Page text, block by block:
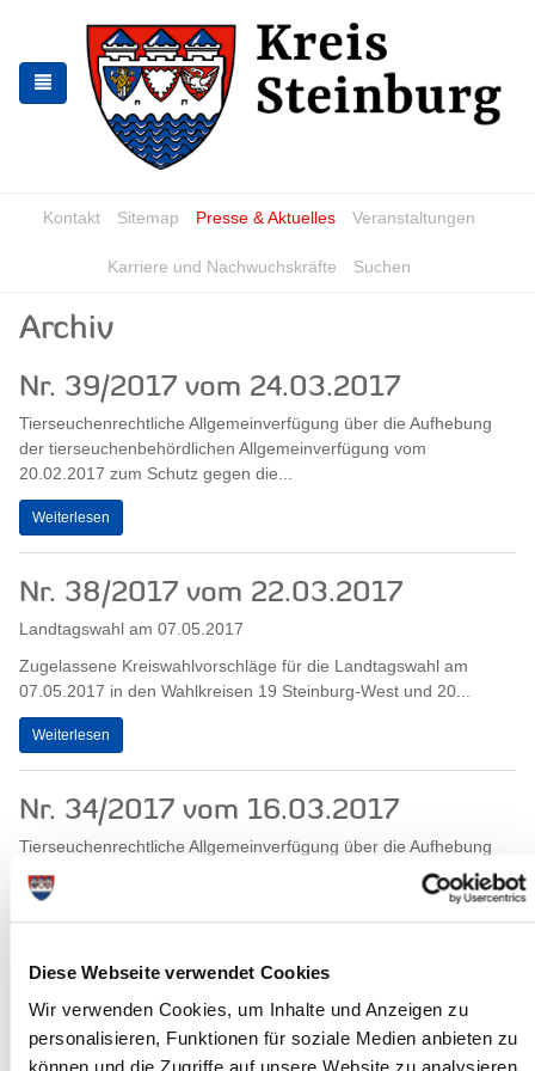
Diese Webseite verwendet Cookies
Wir verwenden Cookies, um Inhalte und Anzeigen zu
personalisieren, Funktionen für soziale Medien anbieten zu
springen
springen
Kontakt Sitemap Presse & Aktuelles Veranstaltungen
Karriere und Nachwuchskräfte Suchen
Archiv
Nr. 39/2017 vom 24.03.2017
Tierseuchenrechtliche Allgemeinverfügung über die Aufhebung
der tierseuchenbehördlichen Allgemeinverfügung vom
20.02.2017 zum Schutz gegen die...
Weiterlesen
Nr. 38/2017 vom 22.03.2017
Landtagswahl am 07.05.2017
Zugelassene Kreiswahlvorschläge für die Landtagswahl am
07.05.2017 in den Wahlkreisen 19 Steinburg-West und 20...
Weiterlesen
Nr. 34/2017 vom 16.03.2017
Tierseuchenrechtliche Allgemeinverfügung über die Aufhebung
der in der Tierseuchenrechtlichen Allgemeinverfügung vom
26.01.2017 zum Schutz gegen die...
Nr. 32/2017
Tierseuchenrechtliche Verfügung über die Festlegung eines